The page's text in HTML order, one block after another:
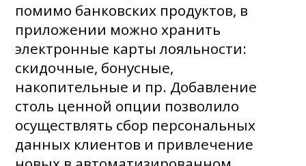
помимо банковских продуктов, в
приложении можно хранить
электронные карты лояльности:
скидочные, бонусные,
накопительные и пр. Добавление
столь ценной опции позволило
осуществлять сбор персональных
данных клиентов и привлечение